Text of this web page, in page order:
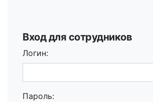
Вход для сотрудников
Логин:
Пароль: